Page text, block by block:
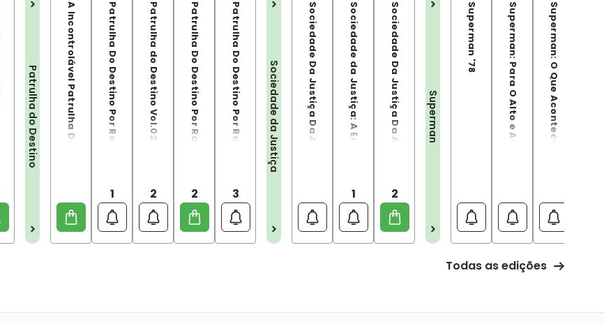
Patrulha do Destino A Incontrolável Patrulha Do DestinoPatrulha Do Destino Por Rachel Pollack Vol. 1
1
Patrulha do Destino Vol.02: Nada
2 Patrulha Do Destino Por Rachel Pollack - Edição De Luxo Vol. 2
2 Patrulha Do Destino Por Rachel Pollack - Edição De Luxo Vol. 3
3
Sociedade da Justiça Sociedade Da Justiça Da América: A Nova Era De Ouro Vol. 1Sociedade da Justiça: A Era de Ouro
1 Sociedade Da Justiça Da América: A Nova Era De Ouro Vol. 2
2
Superman
Superman '78 Superman: Para O Alto e AvanteSuperman: O Que Aconteceu ao Homem de Aço?
Todas as edições